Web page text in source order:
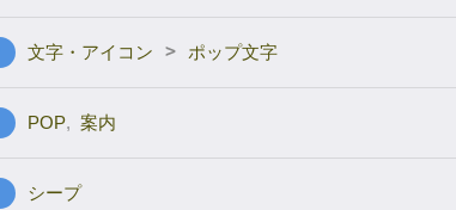
文字・アイコン > ポップ文字
POP, 案内
シープ